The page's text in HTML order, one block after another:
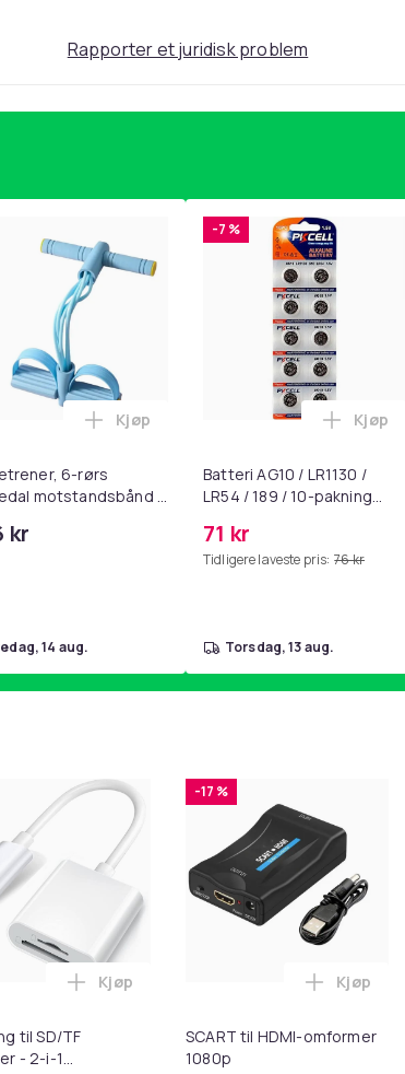
Rapporter et juridisk problem
2 AE 2, AE 2i, AE 2w, SoundTrue, SoundLink
0,7 l, rosa i handlekurven
6-rørs
motstandsbånd -
og
kr
Legg Magetrener, 6-rørs fotpedal
Kjøp
14 aug.
-7 %
Batteri AG10 / LR1130 /
LR54 / 189 / 10-pakning
71 kr
Tidligere laveste pris: 76 kr
Legg
Kjøp
torsdag, 13 aug.
med Bose QuietComfort - QC35/QC25/
til SD/TF
- 2-i-1
Legg Lightning til SD/TF Kortleser - 2-
Kjøp
-17 %
SCART til HDMI-omformer
1080p
Legg
Kjøp